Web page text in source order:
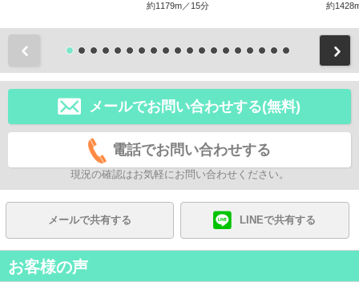
約1179m／15分 約
メールでお問い合わせする(無料)
電話でお問い合わせする
現況の確認はお気軽にお問い合わせください。
メールで共有する LINEで共有する
お客様の声